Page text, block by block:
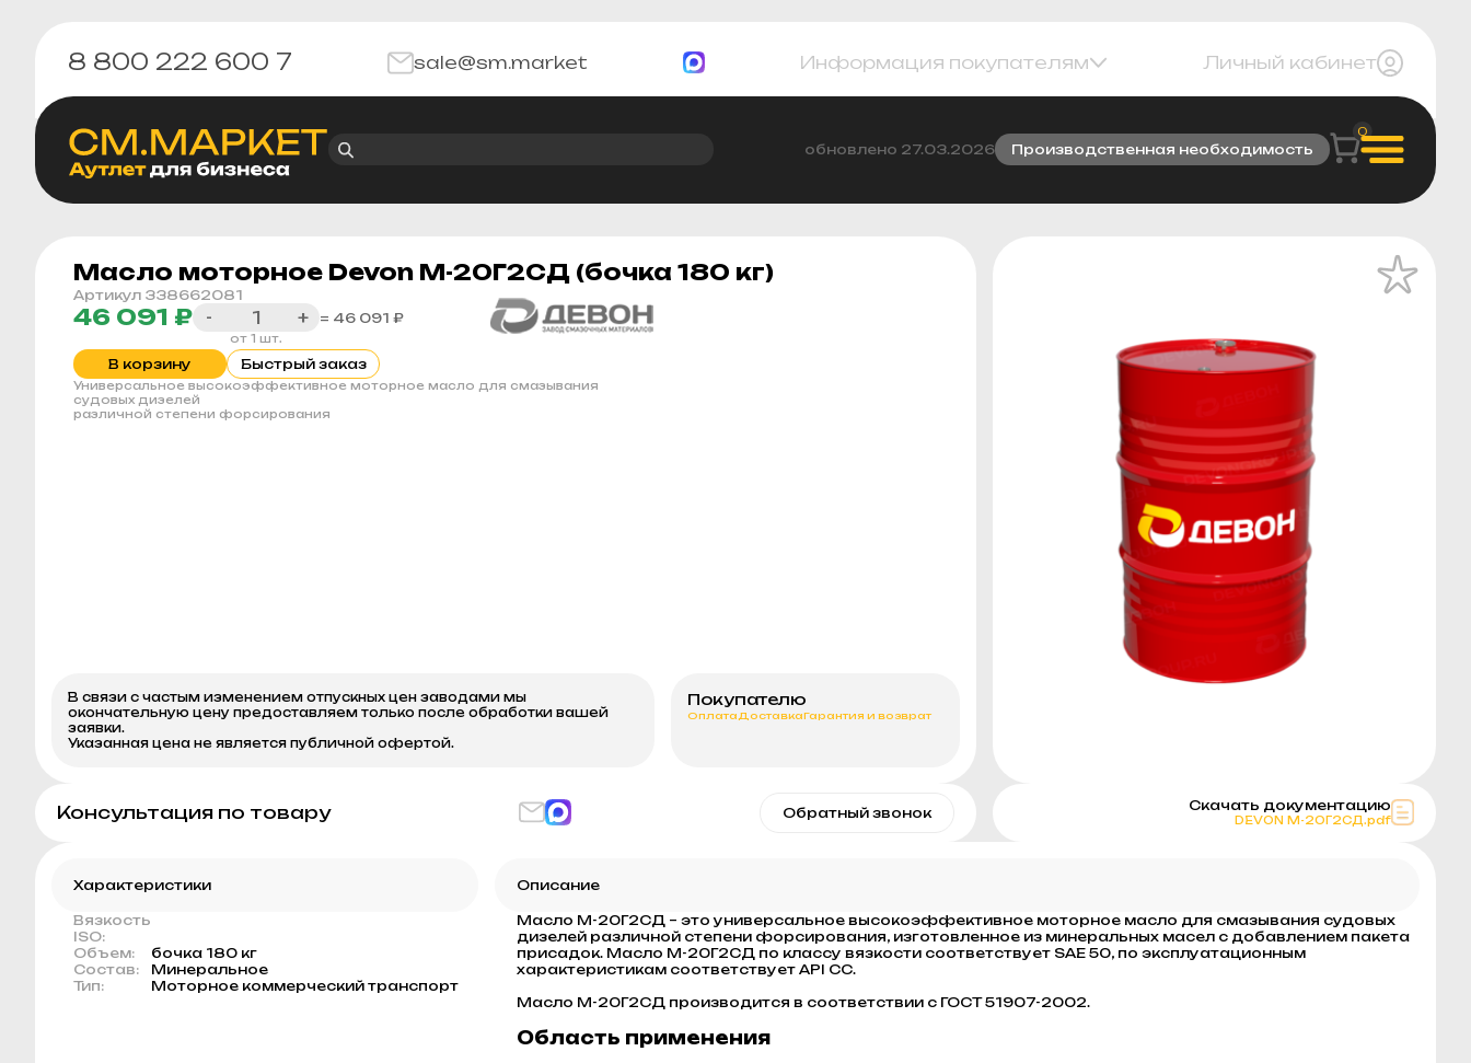
8 800 222 600 7 sale@sm.market Информация покупателям Личный кабинет
обновлено 27.03.2026 Производственная необходимость
0
Масло моторное Devon М-20Г2СД (бочка 180 кг)
Артикул 338662081
46 091 ₽ - +
от 1 шт.
= 46 091 ₽
В корзину Быстрый заказ
Универсальное высокоэффективное моторное масло для смазывания
судовых дизелей
различной степени форсирования
В связи с частым изменением отпускных цен заводами мы
окончательную цену предоставляем только после обработки вашей
заявки.
Указанная цена не является публичной офертой.
Покупателю
Оплата ДоставкаГарантия и возврат
Консультация по товару Обратный звонок Скачать документацию
DEVON М-20Г2СД.pdf
Характеристики
Вязкость
ISO:
Объем:
бочка 180 кг
Состав:
Минеральное
Тип:
Моторное коммерческий транспорт
Описание
Масло М-20Г2СД – это универсальное высокоэффективное моторное масло для смазывания судовых
дизелей различной степени форсирования, изготовленное из минеральных масел с добавлением пакета
присадок. Масло М-20Г2СД по классу вязкости соответствует SAE 50, по эксплуатационным
характеристикам соответствует API CC.
Масло М-20Г2СД производится в соответствии с ГОСТ 51907-2002.
Область применения